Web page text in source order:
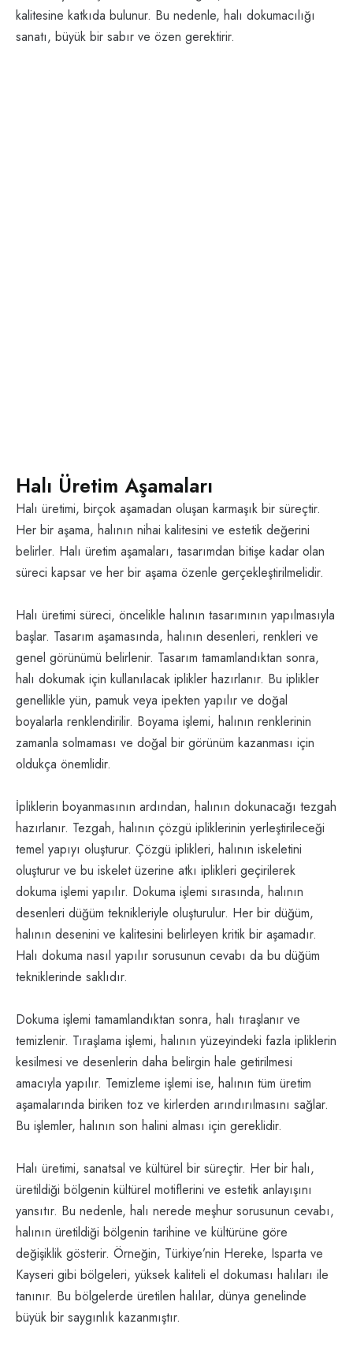
kalitesine katkıda bulunur. Bu nedenle, halı dokumacılığı
sanatı, büyük bir sabır ve özen gerektirir.
Halı Üretim Aşamaları
Halı üretimi, birçok aşamadan oluşan karmaşık bir süreçtir.
Her bir aşama, halının nihai kalitesini ve estetik değerini
belirler. Halı üretim aşamaları, tasarımdan bitişe kadar olan
süreci kapsar ve her bir aşama özenle gerçekleştirilmelidir.
Halı üretimi süreci, öncelikle halının tasarımının yapılmasıyla
başlar. Tasarım aşamasında, halının desenleri, renkleri ve
genel görünümü belirlenir. Tasarım tamamlandıktan sonra,
halı dokumak için kullanılacak iplikler hazırlanır. Bu iplikler
genellikle yün, pamuk veya ipekten yapılır ve doğal
boyalarla renklendirilir. Boyama işlemi, halının renklerinin
zamanla solmaması ve doğal bir görünüm kazanması için
oldukça önemlidir.
İpliklerin boyanmasının ardından, halının dokunacağı tezgah
hazırlanır. Tezgah, halının çözgü ipliklerinin yerleştirileceği
temel yapıyı oluşturur. Çözgü iplikleri, halının iskeletini
oluşturur ve bu iskelet üzerine atkı iplikleri geçirilerek
dokuma işlemi yapılır. Dokuma işlemi sırasında, halının
desenleri düğüm teknikleriyle oluşturulur. Her bir düğüm,
halının desenini ve kalitesini belirleyen kritik bir aşamadır.
Halı dokuma nasıl yapılır sorusunun cevabı da bu düğüm
tekniklerinde saklıdır.
Dokuma işlemi tamamlandıktan sonra, halı tıraşlanır ve
temizlenir. Tıraşlama işlemi, halının yüzeyindeki fazla ipliklerin
kesilmesi ve desenlerin daha belirgin hale getirilmesi
amacıyla yapılır. Temizleme işlemi ise, halının tüm üretim
aşamalarında biriken toz ve kirlerden arındırılmasını sağlar.
Bu işlemler, halının son halini alması için gereklidir.
Halı üretimi, sanatsal ve kültürel bir süreçtir. Her bir halı,
üretildiği bölgenin kültürel motiflerini ve estetik anlayışını
yansıtır. Bu nedenle, halı nerede meşhur sorusunun cevabı,
halının üretildiği bölgenin tarihine ve kültürüne göre
değişiklik gösterir. Örneğin, Türkiye’nin Hereke, Isparta ve
Kayseri gibi bölgeleri, yüksek kaliteli el dokuması halıları ile
tanınır. Bu bölgelerde üretilen halılar, dünya genelinde
büyük bir saygınlık kazanmıştır.